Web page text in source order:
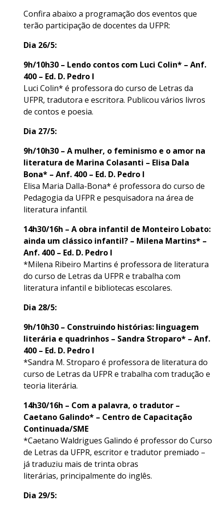
Confira abaixo a programação dos eventos que
terão participação de docentes da UFPR:
Dia 26/5:
9h/10h30 – Lendo contos com Luci Colin* – Anf.
400 – Ed. D. Pedro I
Luci Colin* é professora do curso de Letras da
UFPR, tradutora e escritora. Publicou vários livros
de contos e poesia.
Dia 27/5:
9h/10h30 – A mulher, o feminismo e o amor na
literatura de Marina Colasanti – Elisa Dala
Bona* – Anf. 400 – Ed. D. Pedro I
Elisa Maria Dalla-Bona* é professora do curso de
Pedagogia da UFPR e pesquisadora na área de
literatura infantil.
14h30/16h – A obra infantil de Monteiro Lobato:
ainda um clássico infantil? – Milena Martins* –
Anf. 400 – Ed. D. Pedro I
*Milena Ribeiro Martins é professora de literatura
do curso de Letras da UFPR e trabalha com
literatura infantil e bibliotecas escolares.
Dia 28/5:
9h/10h30 – Construindo histórias: linguagem
literária e quadrinhos – Sandra Stroparo* – Anf.
400 – Ed. D. Pedro I
*Sandra M. Stroparo é professora de literatura do
curso de Letras da UFPR e trabalha com tradução e
teoria literária.
14h30/16h – Com a palavra, o tradutor –
Caetano Galindo* – Centro de Capacitação
Continuada/SME
*Caetano Waldrigues Galindo é professor do Curso
de Letras da UFPR, escritor e tradutor premiado –
já traduziu mais de trinta obras
literárias, principalmente do inglês.
Dia 29/5: